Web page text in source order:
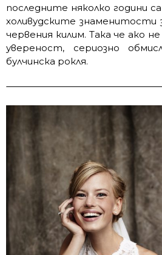
последните няколко години
холивудските знаменитости
червения килим. Така че ако
увереност, сериозно
булчинска рокля.